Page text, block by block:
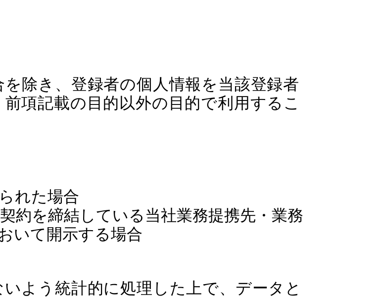
除き、登録者の個人情報を当該登録者
項記載の目的以外の目的で利用するこ
れた場合
約を締結している当社業務提携先・業務
いて開示する場合
よう統計的に処理した上で、データと